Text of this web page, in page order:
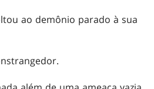
ao demônio parado à sua